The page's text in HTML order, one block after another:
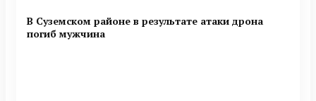
В Суземском районе в результате атаки дрона
погиб мужчина